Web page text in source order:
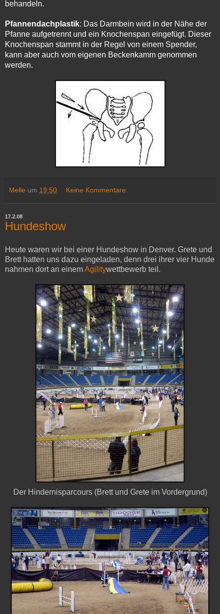
behandeln.
Pfannendachplastik: Das Darmbein wird in der Nähe der
Pfanne aufgetrennt und ein Knochenspan eingefügt. Dieser
Knochenspan stammt in der Regel von einem Spender,
kann aber auch vom eigenen Beckenkamm genommen
werden.
Melle um 19:50 Keine Kommentare:
17.2.08
Hundeshow
Heute waren wir bei einer Hundeshow in Denver. Grete und
Brett hatten uns dazu eingeladen, denn drei ihrer vier Hunde
nahmen dort an einemAgilitywettbewerb teil.
Der Hindernisparcours (Brett und Grete im Vordergrund)